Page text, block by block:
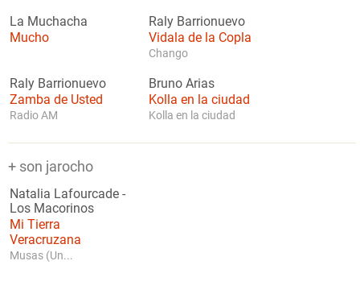
La Muchacha
Mucho
Raly Barrionuevo
Vidala de la Copla
Chango
Raly Barrionuevo
Zamba de Usted
Radio AM
Bruno Arias
Kolla en la ciudad
Kolla en la ciudad
+ son jarocho
Natalia Lafourcade -
Los Macorinos
Mi Tierra
Veracruzana
Musas (Un...